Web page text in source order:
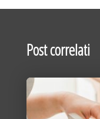
Post correlati